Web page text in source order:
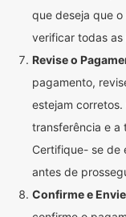
que deseja que
verificar todas as
Revise o
pagamento,
estejam
transferência e a
Certifique- se de
antes de
Confirme e